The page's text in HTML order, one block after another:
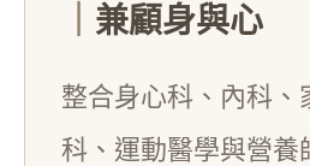
兼顧身與心
整合身心科、內科、
科、運動醫學與營養